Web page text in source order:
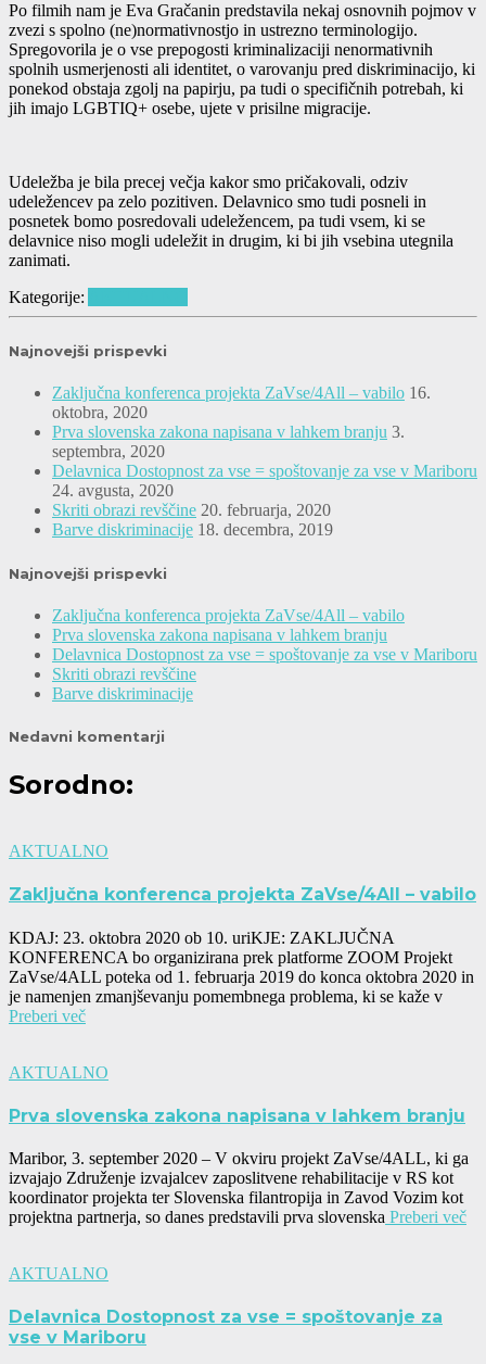
Po filmih nam je Eva Gračanin predstavila nekaj osnovnih pojmov v
zvezi s spolno (ne)normativnostjo in ustrezno terminologijo.
Spregovorila je o vse prepogosti kriminalizaciji nenormativnih
spolnih usmerjenosti ali identitet, o varovanju pred diskriminacijo, ki
ponekod obstaja zgolj na papirju, pa tudi o specifičnih potrebah, ki
jih imajo LGBTIQ+ osebe, ujete v prisilne migracije.
Udeležba je bila precej večja kakor smo pričakovali, odziv
udeležencev pa zelo pozitiven. Delavnico smo tudi posneli in
posnetek bomo posredovali udeležencem, pa tudi vsem, ki se
delavnice niso mogli udeležit in drugim, ki bi jih vsebina utegnila
zanimati.
Kategorije:
Najnovejši prispevki
Zaključna konferenca projekta ZaVse/4All – vabilo 16.
oktobra, 2020
Prva slovenska zakona napisana v lahkem branju 3.
septembra, 2020
Delavnica Dostopnost za vse = spoštovanje za vse v Mariboru
24. avgusta, 2020
Skriti obrazi revščine 20. februarja, 2020
Barve diskriminacije 18. decembra, 2019
Najnovejši prispevki
Zaključna konferenca projekta ZaVse/4All – vabilo
Prva slovenska zakona napisana v lahkem branju
Delavnica Dostopnost za vse = spoštovanje za vse v Mariboru
Skriti obrazi revščine
Barve diskriminacije
Nedavni komentarji
Sorodno:
AKTUALNO
Zaključna konferenca projekta ZaVse/4All – vabilo
KDAJ: 23. oktobra 2020 ob 10. uriKJE: ZAKLJUČNA
KONFERENCA bo organizirana prek platforme ZOOM Projekt
ZaVse/4ALL poteka od 1. februarja 2019 do konca oktobra 2020 in
je namenjen zmanjševanju pomembnega problema, ki se kaže v
Preberi več
AKTUALNO
Prva slovenska zakona napisana v lahkem branju
Maribor, 3. september 2020 – V okviru projekt ZaVse/4ALL, ki ga
izvajajo Združenje izvajalcev zaposlitvene rehabilitacije v RS kot
koordinator projekta ter Slovenska filantropija in Zavod Vozim kot
projektna partnerja, so danes predstavili prva slovenska Preberi več
AKTUALNO
Delavnica Dostopnost za vse = spoštovanje za
vse v Mariboru